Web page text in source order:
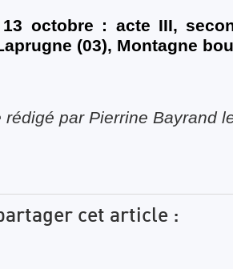
octobre : acte III,
(03), Montagne
rédigé par Pierrine Bayrand
cet article :